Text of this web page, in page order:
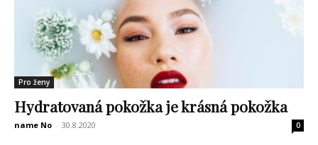
Pro ženy
Hydratovaná pokožka je krásná pokožka
name No - 30.8.2020 0